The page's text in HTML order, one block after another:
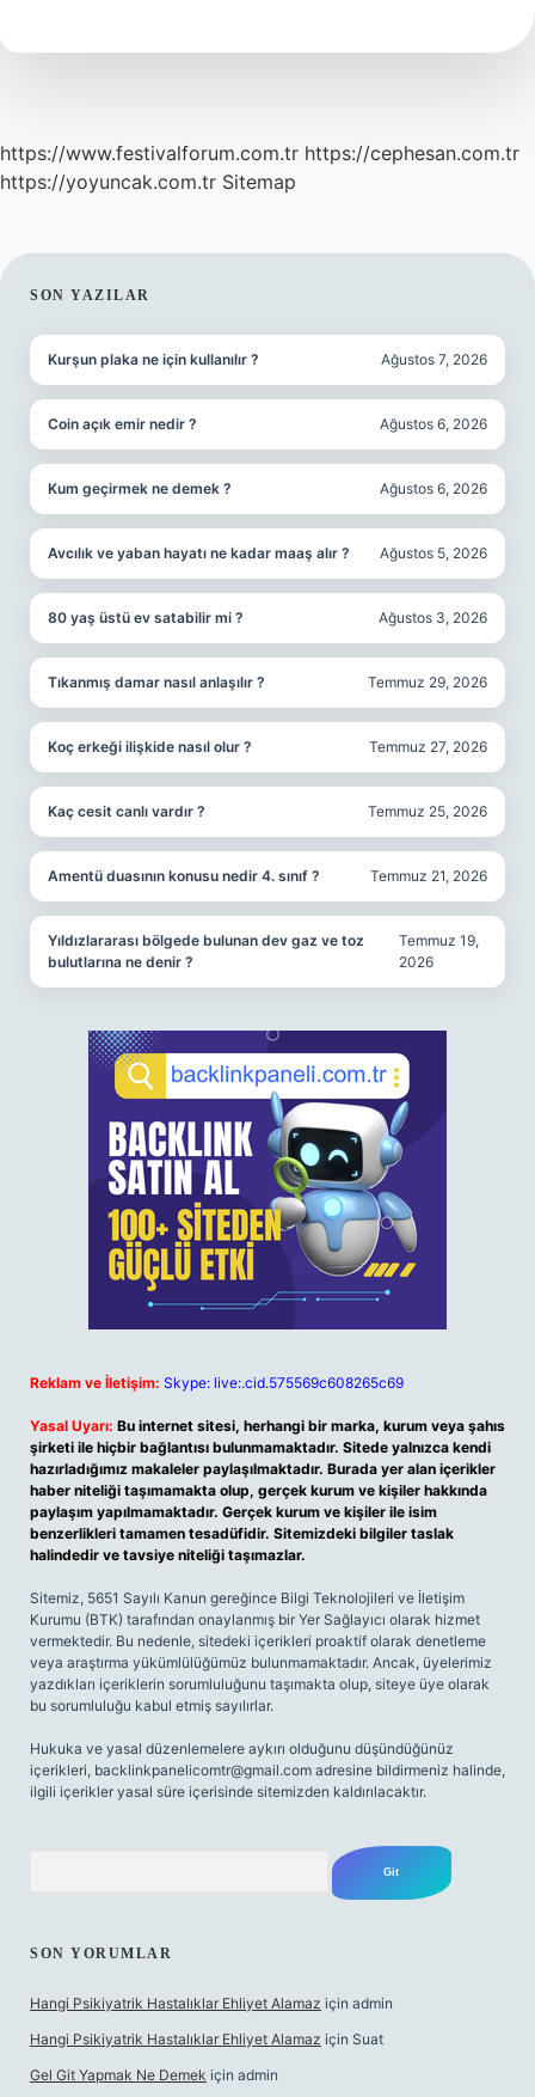
https://www.festivalforum.com.tr https://cephesan.com.tr
https://yoyuncak.com.tr Sitemap
SIDEBAR
SON YAZILAR
Kurşun plaka ne için kullanılır ? Ağustos 7, 2026
Coin açık emir nedir ? Ağustos 6, 2026
Kum geçirmek ne demek ? Ağustos 6, 2026
Avcılık ve yaban hayatı ne kadar maaş alır ? Ağustos 5, 2026
80 yaş üstü ev satabilir mi ? Ağustos 3, 2026
Tıkanmış damar nasıl anlaşılır ? Temmuz 29, 2026
Koç erkeği ilişkide nasıl olur ? Temmuz 27, 2026
Kaç cesit canlı vardır ? Temmuz 25, 2026
Amentü duasının konusu nedir 4. sınıf ? Temmuz 21, 2026
Yıldızlararası bölgede bulunan dev gaz ve toz
bulutlarına ne denir ?
Temmuz 19,
2026
Reklam ve İletişim: Skype: live:.cid.575569c608265c69
Yasal Uyarı: Bu internet sitesi, herhangi bir marka, kurum veya şahıs
şirketi ile hiçbir bağlantısı bulunmamaktadır. Sitede yalnızca kendi
hazırladığımız makaleler paylaşılmaktadır. Burada yer alan içerikler
haber niteliği taşımamakta olup, gerçek kurum ve kişiler hakkında
paylaşım yapılmamaktadır. Gerçek kurum ve kişiler ile isim
benzerlikleri tamamen tesadüfidir. Sitemizdeki bilgiler taslak
halindedir ve tavsiye niteliği taşımazlar.
Sitemiz, 5651 Sayılı Kanun gereğince Bilgi Teknolojileri ve İletişim
Kurumu (BTK) tarafından onaylanmış bir Yer Sağlayıcı olarak hizmet
vermektedir. Bu nedenle, sitedeki içerikleri proaktif olarak denetleme
veya araştırma yükümlülüğümüz bulunmamaktadır. Ancak, üyelerimiz
yazdıkları içeriklerin sorumluluğunu taşımakta olup, siteye üye olarak
bu sorumluluğu kabul etmiş sayılırlar.
Hukuka ve yasal düzenlemelere aykırı olduğunu düşündüğünüz
içerikleri, backlinkpanelicomtr@gmail.com adresine bildirmeniz halinde,
ilgili içerikler yasal süre içerisinde sitemizden kaldırılacaktır.
SON YORUMLAR
Hangi Psikiyatrik Hastalıklar Ehliyet Alamaz için admin
Hangi Psikiyatrik Hastalıklar Ehliyet Alamaz için Suat
Gel Git Yapmak Ne Demek için admin